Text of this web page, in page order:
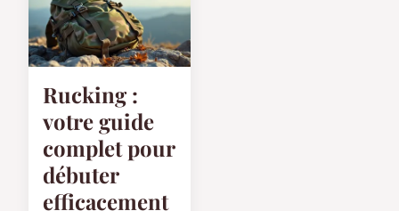
Rucking :
votre guide
complet pour
débuter
efficacement